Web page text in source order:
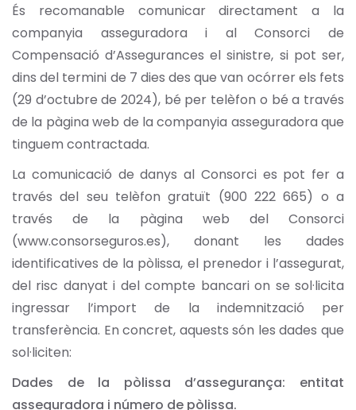
És recomanable comunicar directament a la
companyia asseguradora i al Consorci de
Compensació d’Assegurances el sinistre, si pot ser,
dins del termini de 7 dies des que van ocórrer els fets
(29 d’octubre de 2024), bé per telèfon o bé a través
de la pàgina web de la companyia asseguradora que
tinguem contractada.
La comunicació de danys al Consorci es pot fer a
través del seu telèfon gratuït (900 222 665) o a
través de la pàgina web del Consorci
(www.consorseguros.es), donant les dades
identificatives de la pòlissa, el prenedor i l’assegurat,
del risc danyat i del compte bancari on se sol·licita
ingressar l’import de la indemnització per
transferència. En concret, aquests són les dades que
sol·liciten:
Dades de la pòlissa d’assegurança: entitat
asseguradora i número de pòlissa.